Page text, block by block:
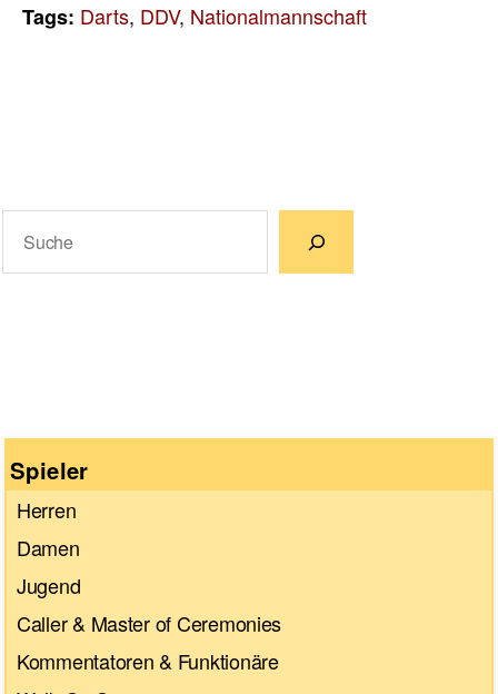
Tags: Darts, DDV, Nationalmannschaft
Spieler
Herren
Damen
Jugend
Caller & Master of Ceremonies
Kommentatoren & Funktionäre